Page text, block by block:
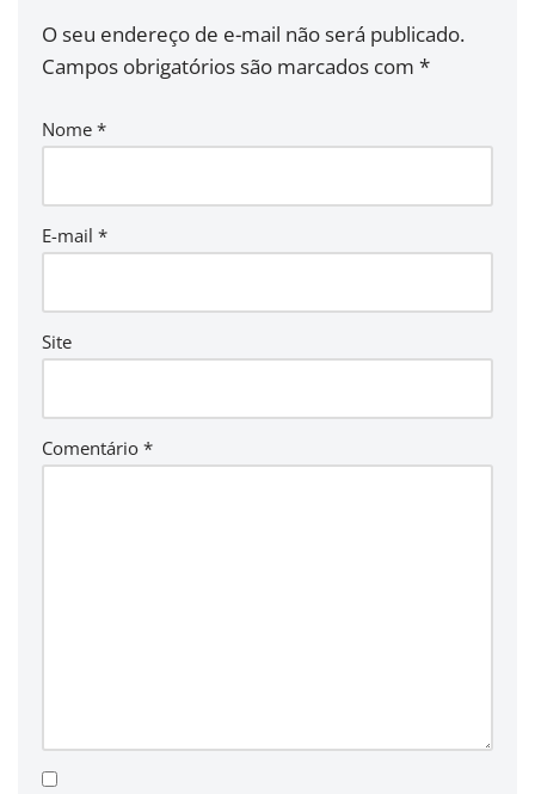
O seu endereço de e-mail não será publicado.
Campos obrigatórios são marcados com *
Nome *
E-mail *
Site
Comentário *